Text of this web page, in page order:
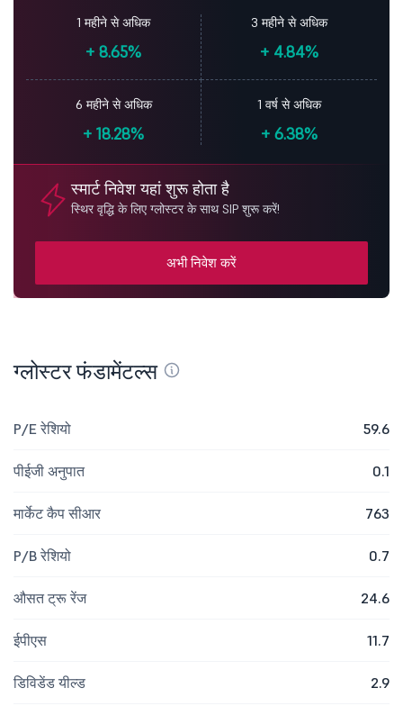
1 महीने से अधिक
+ 8.65%
3 महीने से अधिक
+ 4.84%
6 महीने से अधिक
+ 18.28%
1 वर्ष से अधिक
+ 6.38%
स्मार्ट निवेश यहां शुरू होता है
स्थिर वृद्धि के लिए ग्लोस्टर के साथ SIP शुरू करें!
अभी निवेश करें
ग्लोस्टर फंडामेंटल्स
P/E रेशियो 59.6
पीईजी अनुपात 0.1
मार्केट कैप सीआर 763
P/B रेशियो 0.7
औसत ट्रू रेंज 24.6
ईपीएस 11.7
डिविडेंड यील्ड 2.9